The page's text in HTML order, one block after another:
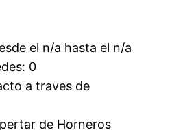
el n/a hasta el n/a
0
a traves de
de Horneros